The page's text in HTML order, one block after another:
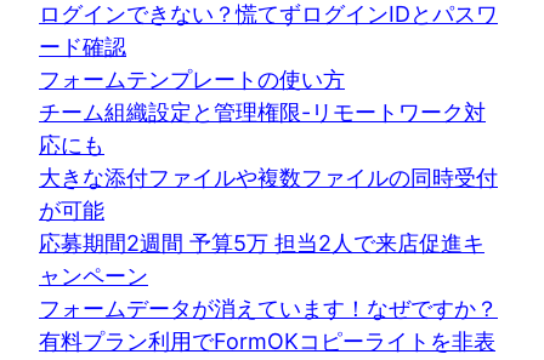
ログインできない？慌てずログインIDとパスワ
ード確認
フォームテンプレートの使い方
チーム組織設定と管理権限-リモートワーク対
応にも
大きな添付ファイルや複数ファイルの同時受付
が可能
応募期間2週間 予算5万 担当2人で来店促進キ
ャンペーン
フォームデータが消えています！なぜですか？
有料プラン利用でFormOKコピーライトを非表